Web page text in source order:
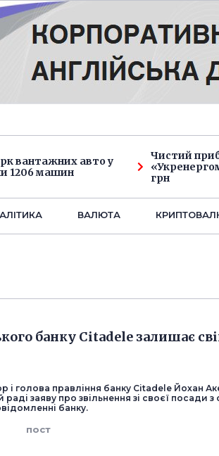
вантажних авто у
1206 машин
Чистий
грн
ВАЛЮТА
банку Citadele залишає
і голова правління банку Citadele Йохан
заяву про звільнення зі своєї посади
банку.
пост